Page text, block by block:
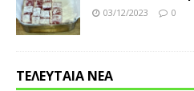
03/12/2023 0
ΤΕΛΕΥΤΑΙΑ ΝΕΑ